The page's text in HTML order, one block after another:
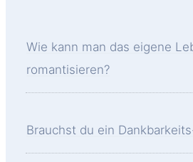
Wie kann man das eigene
romantisieren?
Brauchst du ein